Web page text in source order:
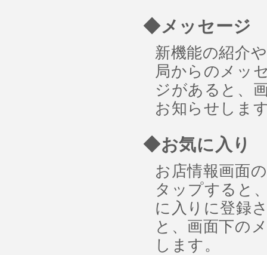
◆メッセージ
新機能の紹介
局からのメッ
ジがあると、
お知らせしま
◆お気に入り
お店情報画面
タップすると
に入りに登録
と、画面下の
します。